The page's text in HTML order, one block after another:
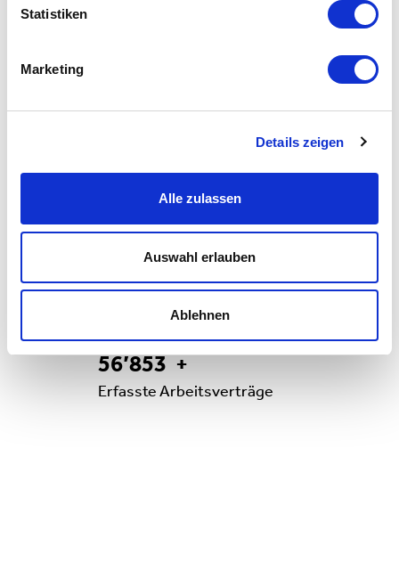
Statistiken
Marketing
Details zeigen
Alle zulassen
Auswahl erlauben
Ablehnen
56’85356853
+
Erfasste Arbeitsverträge